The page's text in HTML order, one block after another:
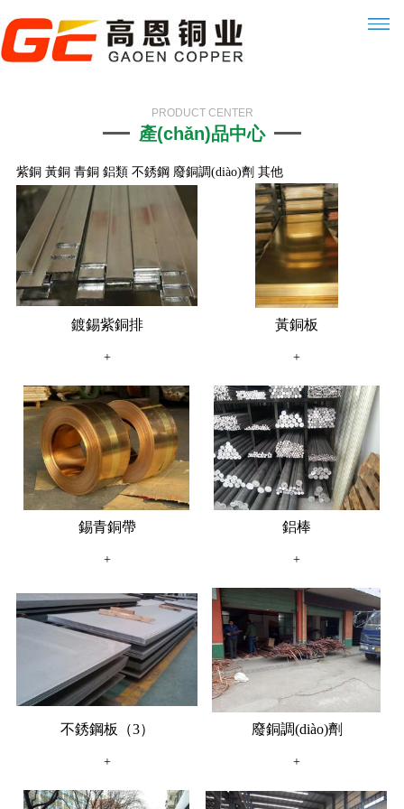
PRODUCT CENTER
產(chǎn)品中心
紫銅 黃銅 青銅 鋁類 不銹鋼 廢銅調(diào)劑 其他
鍍錫紫銅排
+
黃銅板
+
錫青銅帶
+
鋁棒
+
不銹鋼板（3）
+
廢銅調(diào)劑
+